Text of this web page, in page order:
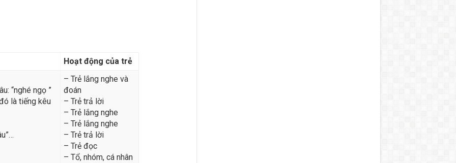
Hoạt động của trẻ
“nghé ngọ ”
là tiếng kêu
– Trẻ lắng nghe và
đoán
– Trẻ trả lời
– Trẻ lắng nghe
– Trẻ lắng nghe
– Trẻ trả lời
– Trẻ đọc
– Tổ, nhóm, cá nhân